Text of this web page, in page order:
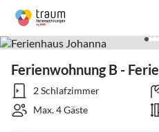
Ferienwohnung B -
2 Schlafzimmer
Max. 4 Gäste